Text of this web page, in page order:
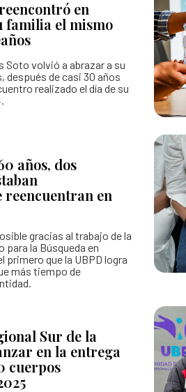
en
familia el mismo
Soto volvió a abrazar a su
después de casi 30 años
realizado el día de su
años, dos
reencuentran en
gracias al trabajo de la
para la Búsqueda en
primero que la UBPD logra
más tiempo de
Sur de la
en la entrega
cuerpos